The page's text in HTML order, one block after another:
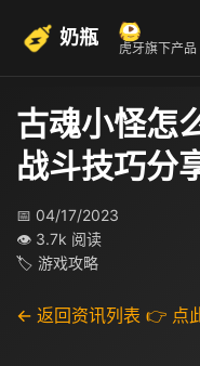
奶瓶 虎牙旗下产品
古魂小怪怎
战斗技巧分
📅 04/17/2023
👁 3.7k 阅读
🏷 游戏攻略
← 返回资讯列表 👉 点